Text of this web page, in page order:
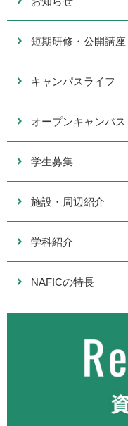
短期研修・公開講座
キャンパスライフ
オープンキャンパス
学生募集
施設・周辺紹介
学科紹介
NAFICの特長